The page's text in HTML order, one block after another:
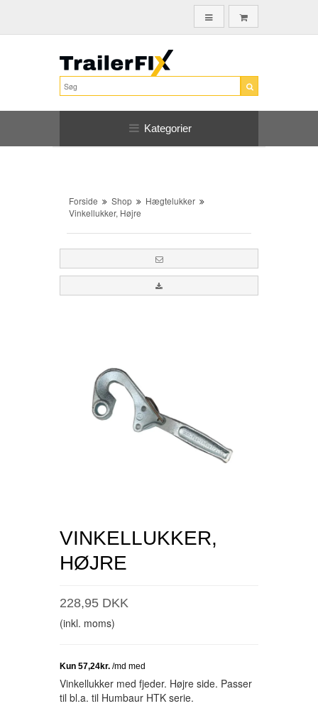
Kategorier
Forside Shop
Hægtelukker
Vinkellukker, Højre
VINKELLUKKER,
HØJRE
228,95 DKK
(inkl. moms)
Vinkellukker med fjeder. Højre side. Passer
til bl.a. til Humbaur HTK serie.